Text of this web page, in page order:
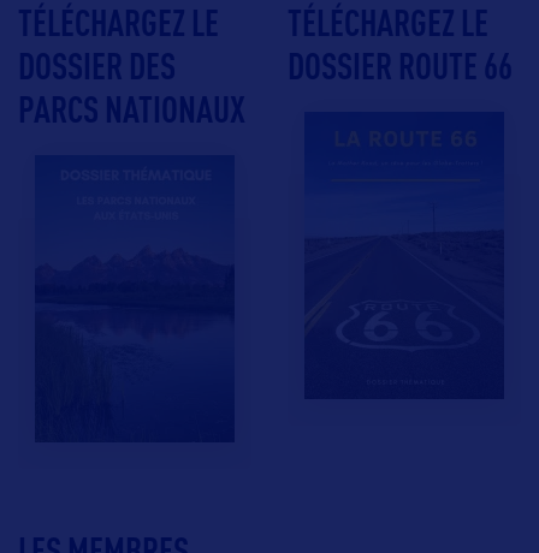
TÉLÉCHARGEZ LE
DOSSIER DES
PARCS NATIONAUX
TÉLÉCHARGEZ LE
DOSSIER ROUTE 66